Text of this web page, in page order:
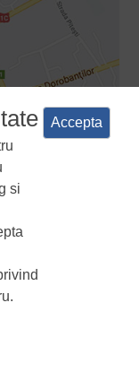
si
Accepta